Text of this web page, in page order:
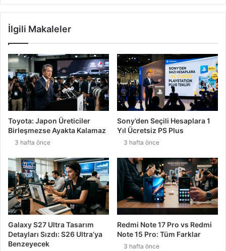
İlgili Makaleler
Toyota: Japon Üreticiler
Birleşmezse Ayakta Kalamaz
3 hafta önce
Sony’den Seçili Hesaplara 1
Yıl Ücretsiz PS Plus
3 hafta önce
Galaxy S27 Ultra Tasarım
Detayları Sızdı: S26 Ultra’ya
Benzeyecek
Redmi Note 17 Pro vs Redmi
Note 15 Pro: Tüm Farklar
3 hafta önce